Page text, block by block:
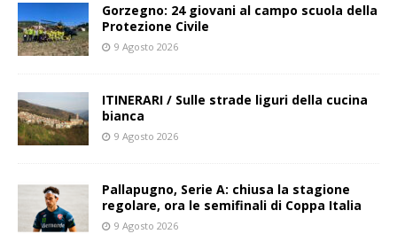
Gorzegno: 24 giovani al campo scuola della
Protezione Civile
9 Agosto 2026
ITINERARI / Sulle strade liguri della cucina
bianca
9 Agosto 2026
Pallapugno, Serie A: chiusa la stagione
regolare, ora le semifinali di Coppa Italia
9 Agosto 2026